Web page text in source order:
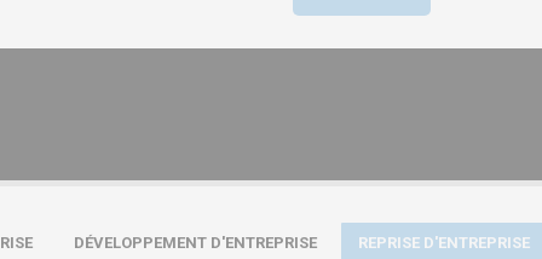
DÉVELOPPEMENT D'ENTREPRISE REPRISE D'ENTREPRISE